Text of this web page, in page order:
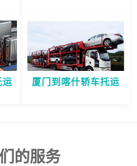
运 厦门到喀什轿车托运
的服务